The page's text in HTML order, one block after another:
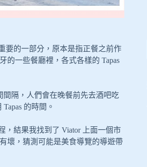
要的一部分，原本是指正餐之前作
的一些餐廳裡，各式各樣的 Tapas
隔，人們會在晚餐前先去酒吧吃
的時間。
，結果我找到了 Viator 上面一個市
壞，猜測可能是美食導覽的導遊帶